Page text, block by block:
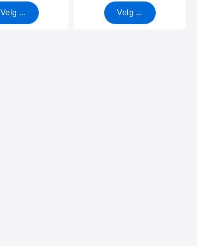
Velg ... Velg ...
4S som favoritt